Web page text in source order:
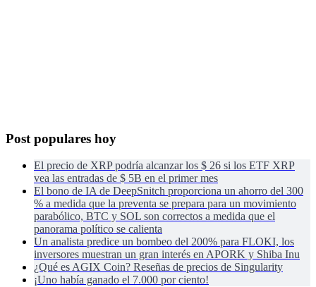
Post populares hoy
El precio de XRP podría alcanzar los $ 26 si los ETF XRP
vea las entradas de $ 5B en el primer mes
El bono de IA de DeepSnitch proporciona un ahorro del 300
% a medida que la preventa se prepara para un movimiento
parabólico, BTC y SOL son correctos a medida que el
panorama político se calienta
Un analista predice un bombeo del 200% para FLOKI, los
inversores muestran un gran interés en APORK y Shiba Inu
¿Qué es AGIX Coin? Reseñas de precios de Singularity
¡Uno había ganado el 7.000 por ciento!